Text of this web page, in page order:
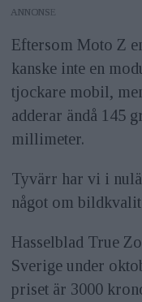
ANNONS
Eftersom Moto Z
kanske inte en
tjockare mobil,
adderar ändå 145
millimeter.
Tyvärr har vi i
något om
Hasselblad True
Sverige under
priset är 3000